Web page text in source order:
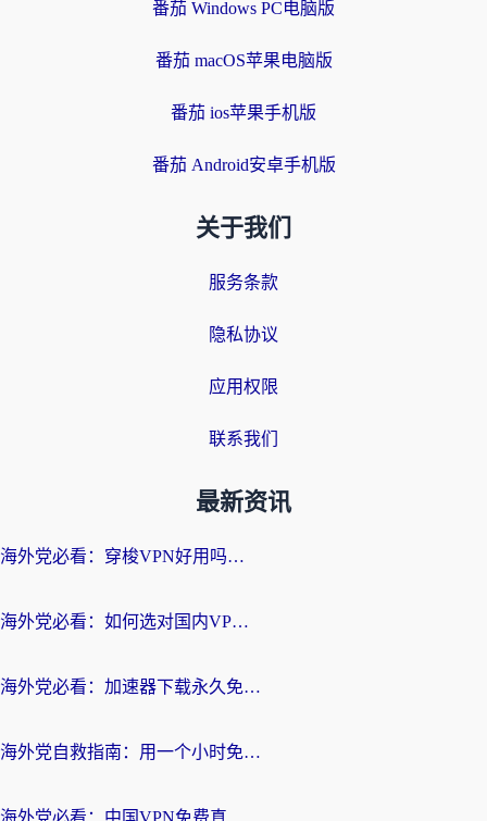
番茄 Windows PC电脑版
番茄 macOS苹果电脑版
番茄 ios苹果手机版
番茄 Android安卓手机版
关于我们
服务条款
隐私协议
应用权限
联系我们
最新资讯
海外党必看：穿梭VPN好用吗？和云帆VPN对比哪个回国效果更好？附真实测评+避坑指南
海外党必看：如何选对国内VPN，实现无缝访问国内资源？
海外党必看：加速器下载永久免费版真的存在吗？教你无缝访问国内资源的正确姿势
海外党自救指南：用一个小时免费加速器，轻松打破国内资源访问壁垒？